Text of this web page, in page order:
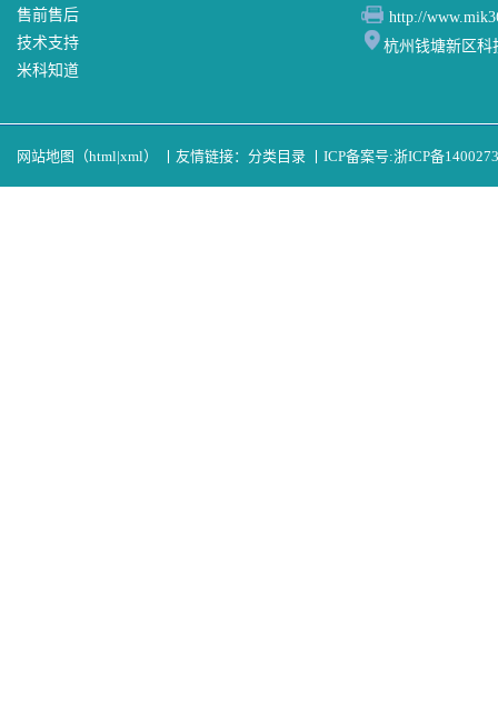
售前售后
技术支持
米科知道
http://
杭州钱塘新区科
网站地图（html|xml） 友情链接： 分类目录 ICP备案号:浙ICP备